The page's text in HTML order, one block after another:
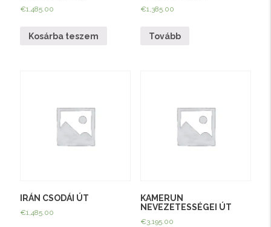
€1,485.00
Kosárba teszem
€1,385.00
Tovább
IRÁN CSODÁI ÚT
€1,485.00
KAMERUN
NEVEZETESSÉGEI ÚT
€3,195.00